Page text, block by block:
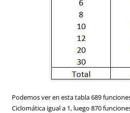
Podemos ver en esta tabla 689
Ciclomática igual a 1, luego 870